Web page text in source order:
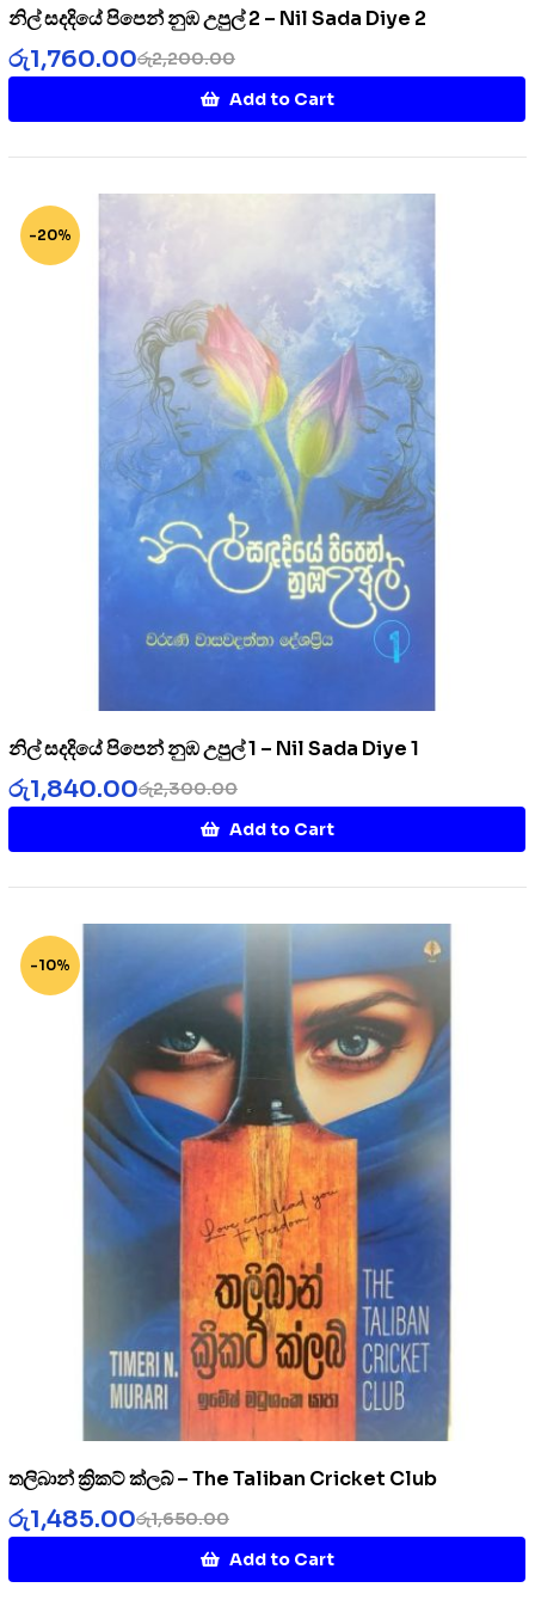
නිල් සදදියේ පිපෙන් නුඹ උපුල් 2 – Nil Sada Diye 2
රු2,200.00
රු1,760.00
Add to Cart
-20%
නිල් සදදියේ පිපෙන් නුඹ උපුල් 1 – Nil Sada Diye 1
රු2,300.00
රු1,840.00
Add to Cart
-10%
තලිබාන් ක්‍රිකට් ක්ලබ් – The Taliban Cricket Club
රු1,650.00
රු1,485.00
Add to Cart